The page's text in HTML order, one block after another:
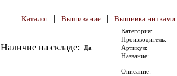
Каталог | Вышивание | Вышивка нитками
Наличие на складе: Да
Категория:
Производитель:
Артикул:
Название:
Описание: